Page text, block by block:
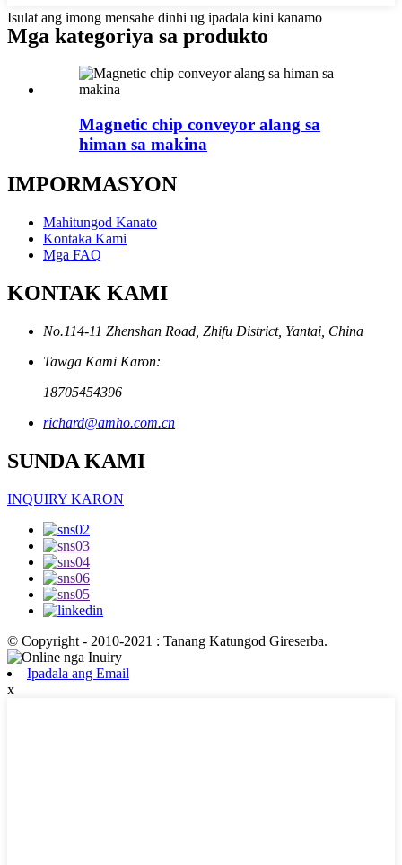
Isulat ang imong mensahe dinhi ug ipadala kini kanamo
Mga kategoriya sa produkto
Magnetic chip conveyor alang sa
himan sa makina
IMPORMASYON
Mahitungod Kanato
Kontaka Kami
Mga FAQ
KONTAK KAMI
No.114-11 Zhenshan Road, Zhifu District, Yantai, China
Tawga Kami Karon:
18705454396
richard@amho.com.cn
SUNDA KAMI
INQUIRY KARON
© Copyright - 2010-2021 : Tanang Katungod Gireserba.
Ipadala ang Email
x